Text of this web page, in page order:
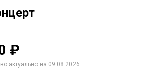
₽
актуально на 09.08.2026